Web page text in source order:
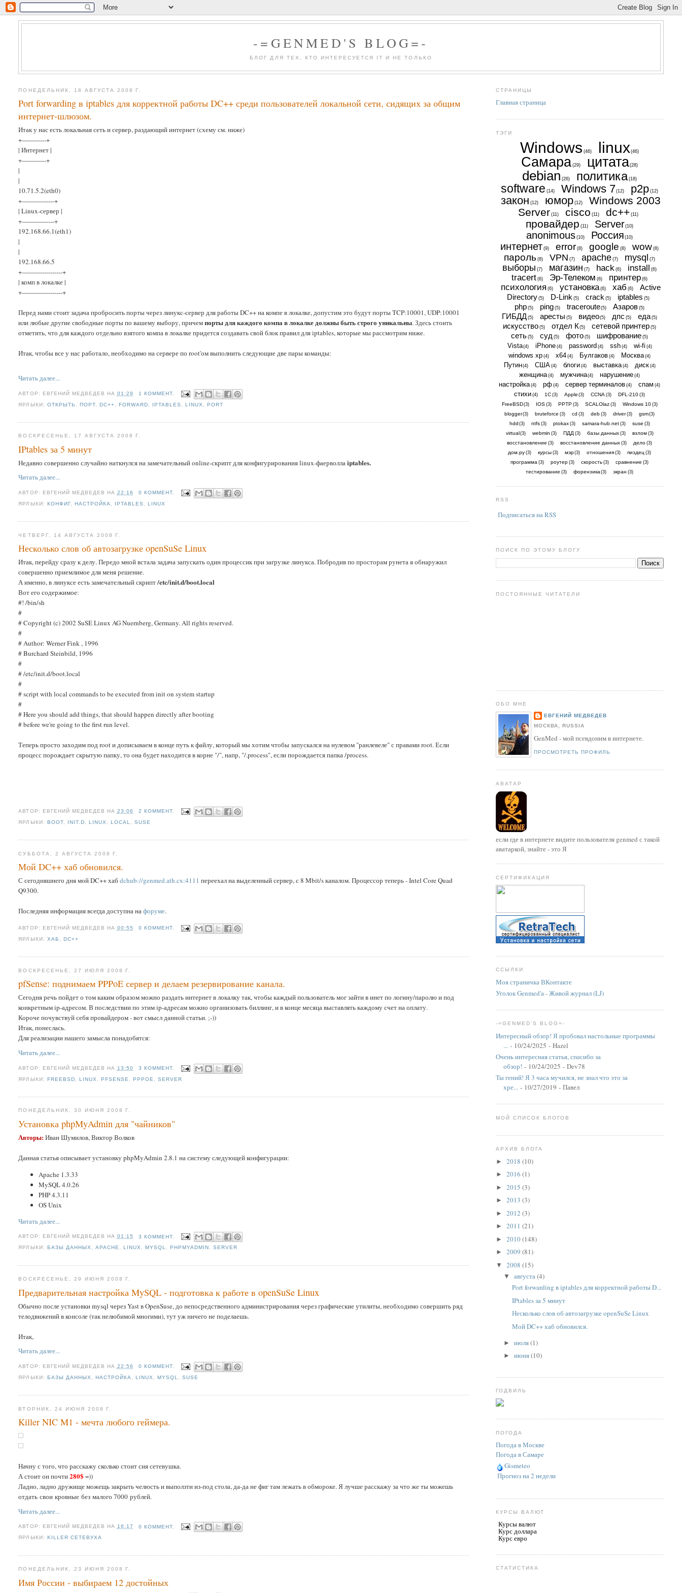
-=GENMED'S BLOG=-
БЛОГ ДЛЯ ТЕХ, КТО ИНТЕРЕСУЕТСЯ IT И НЕ ТОЛЬКО
ПОНЕДЕЛЬНИК, 18 АВГУСТА 2008 Г.
Port forwarding в iptables для корректной работы DC++ среди пользователей локальной сети, сидящих за общим
интернет-шлюзом.
Итак у нас есть локальная сеть и сервер, раздающий интернет (схему см. ниже)
+------------+
| Интернет |
+------------+
|
|
10.71.5.2(eth0)
+----------------+
| Linux-сервер |
+----------------+
192.168.66.1(eth1)
|
|
192.168.66.5
+--------------------+
| комп в локалке |
+--------------------+
Перед нами стоит задача пробросить порты через линукс-сервер для работы DC++ на компе в локалке, допустим это будут порты TCP:10001, UDP:10001
или любые другие свободные порты по вашему выбору, причемпорты для каждого компа в локалке должны быть строго уникальны. Здесь стоить
отметить, что для каждого отдельно взятого компа в локалке придется создавать свой блок правил для iptables, которые мы рассмотрим ниже.
Итак, чтобы все у нас работало, необходимо на сервере по root'ом выполнить следующие две пары команды:
Читать далее...
АВТОР: ЕВГЕНИЙ МЕДВЕДЕВ НА 01:29
1 КОММЕНТ.
ЯРЛЫКИ: ОТКРЫТЬ ПОРТ, DC++ FORWARD IPTABLES ,LINUX ,PORT
ВОСКРЕСЕНЬЕ, 17 АВГУСТА 2008 Г.
IPtables за 5 минут
Недавно совершенно случайно наткнулся на замечательный online-скрипт для конфигурирования linux-фаерволлаiptables.
Читать далее...
АВТОР: ЕВГЕНИЙ МЕДВЕДЕВ НА 22:16
0 КОММЕНТ.
ЯРЛЫКИ: КОНФИГ, НАСТРОЙКА IPTABLES ,LINUX
ЧЕТВЕРГ, 14 АВГУСТА 2008 Г.
Несколько слов об автозагрузке openSuSe Linux
Итак, перейду сразу к делу. Передо мной встала задача запускать один процессик при загрузке линукса. Побродив по просторам рунета я обнаружил
совершенно приемлимое для меня решение.
А именно, в линуксе есть замечательный скрипт/etc/init.d/boot.local
Вот его содержимое:
#! /bin/sh
#
# Copyright (c) 2002 SuSE Linux AG Nuernberg, Germany. All rights reserved.
#
# Author: Werner Fink, 1996
# Burchard Steinbild, 1996
#
# /etc/init.d/boot.local
#
# script with local commands to be executed from init on system startup
#
# Here you should add things, that should happen directly after booting
# before we're going to the first run level.
Теперь просто заходим под root и дописываем в конце путь к файлу, который мы хотим чтобы запускался на нулевом "ранлевеле" с правами root. Если
процесс порождает скрытую папку, то она будет находится в корне "/", напр, "/.process", если порождается папка /process.
АВТОР: ЕВГЕНИЙ МЕДВЕДЕВ НА 23:06
2 КОММЕНТ.
ЯРЛЫКИ: BOOT, INIT.D, LINUX, LOCAL,SUSE
СУББОТА, 2 АВГУСТА 2008 Г.
Мой DC++ хаб обновился.
С сегодняшнего дня мой DC++ хабdchub://genmed.ath.cx:4111 переехал на выделенный сервер, с 8 Mbit/s каналом. Процессор теперь - Intel Core Quad
Q9300.
Последняя информация всегда доступна нафоруме.
АВТОР: ЕВГЕНИЙ МЕДВЕДЕВ НА 00:55
0 КОММЕНТ.
ЯРЛЫКИ: ХАБ DC++
ВОСКРЕСЕНЬЕ, 27 ИЮЛЯ 2008 Г.
pfSense: поднимаем PPPoE сервер и делаем резервирование канала.
Сегодня речь пойдет о том каким образом можно раздать интернет в локалку так, чтобы каждый пользователь мог зайти в инет по логину/паролю и под
конкретным ip-адресом. В последствии по этим ip-адресам можно организовать биллинг, и в конце месяца выставлять каждому счет на оплату.
Короче почувствуй себя провайдером - вот смысл данной статьи. ;-))
Итак, понеслась.
Для реализации нашего замысла понадобятся:
Читать далее...
АВТОР: ЕВГЕНИЙ МЕДВЕДЕВ НА 13:50
3 КОММЕНТ.
ЯРЛЫКИ: FREEBSD LINUX PFSENSE PPPOE ,SERVER
ПОНЕДЕЛЬНИК, 30 ИЮНЯ 2008 Г.
Установка phpMyAdmin для "чайников"
Авторы:Иван Шумилов, Виктор Волков
Данная статья описывает установку phpMyAdmin 2.8.1 на систему следующей конфигурации:
Apache 1.3.33
MySQL 4.0.26
PHP 4.3.11
OS Unix
Читать далее...
АВТОР: ЕВГЕНИЙ МЕДВЕДЕВ НА 01:15
3 КОММЕНТ.
ЯРЛЫКИ:
БАЗЫ ДАННЫХ, APACHE, LINUX, MYSQL, PHPMYADMIN ,SERVER
ВОСКРЕСЕНЬЕ, 29 ИЮНЯ 2008 Г.
Предварительная настройка MySQL - подготовка к работе в openSuSe Linux
Обычно после установки mysql через Yast в OpenSuse, до непосредственного администрирования через графические утилиты, необходимо совершить ряд
телодвижений в консоле (так нелюбимой многими), тут уж ничего не поделаешь.
Итак,
Читать далее...
АВТОР: ЕВГЕНИЙ МЕДВЕДЕВ НА 22:56
0 КОММЕНТ.
ЯРЛЫКИ: БАЗЫ ДАННЫХ НАСТРОЙКА LINUX ,MYSQL ,SUSE
ВТОРНИК, 24 ИЮНЯ 2008 Г.
Killer NIC M1 - мечта любого геймера.
Начну с того, что расскажу сколько стоит сия сетевушка.
А стоит он почти280$ =))
Ладно, ладно дружище можещь закрыть челюсть и выползти из-под стола, да-да не фиг там лежать в обмороке. Я лучше расскажу за что же ты можешь
отдать свои кровные без малого 7000 рублей.
Читать далее...
АВТОР: ЕВГЕНИЙ МЕДВЕДЕВ НА 16:17
0 КОММЕНТ.
ЯРЛЫКИ:
KILLER СЕТЕВУХА
ПОНЕДЕЛЬНИК, 23 ИЮНЯ 2008 Г.
Имя России - выбираем 12 достойных
СТРАНИЦЫ
Главная страница
ТЭГИ
Windows (46) linux (46)
Самара (29) цитата(28)
debian (26) политика(18)
software (14) Windows 7(12) p2p (12)
закон (12) юмор (12)
Windows 2003
Server (11) cisco (11) dc++ (11)
провайдер (11) Server(10)
anonimous (10) Россия (10)
интернет (9) error (8) google (8) wow (8)
пароль (8) VPN (7) apache (7) mysql (7)
выборы (7) магазин (7) hack (6) install (6)
tracert (6) Эр-Телеком (6) принтер (6)
психология (6) установка(6) хаб (6)
Active
Directory (5) D-Link (5) crack (5) iptables (5)
php (5) ping (5) traceroute(5) Азаров (5)
ГИБДД (5) аресты (5) видео(5) дпс (5) еда (5)
искусство (5) отдел К (5) сетевой принтер (5)
сеть (5) суд (5) фото (5) шифрование (5)
Vista(4) iPhone (4) password (4) ssh (4) wi-fi (4)
windows xp (4) x64 (4) Булгаков (4) Москва (4)
Путин(4) США (4) блоги (4) выставка (4) диск (4)
женщина (4) мужчина(4) нарушение (4)
настройка(4) рф (4) сервер терминалов (4) спам (4)
стихи (4) 1С (3) Apple (3) CCNA (3) DFL-210 (3)
FreeBSD(3) IOS (3) PPTP (3) SCALOlaz (3) Windows 10 (3)
blogger(3) bruteforce (3) cd (3) deb (3) driver (3) gsm(3)
hdd (3) ntfs (3) ptokax (3) samara-hub.net (3) suse (3)
virtual(3) webmin (3) ПДД (3) базы данных (3) взлом (3)
восстановление (3) восстановление данных (3) дело (3)
дом.ру (3) курсы (3) мэр(3) отношения (3) пиздец (3)
программа (3) роутер (3) скорость (3) сравнение (3)
тестирование (3) форензика (3) экран (3)
RSS
Подписаться на RSS
ПОИСК ПО ЭТОМУ БЛОГУ
ПОСТОЯННЫЕ ЧИТАТЕЛИ
ОБО МНЕ
ЕВГЕНИЙ МЕДВЕДЕВ
МОСКВА, RUSSIA
GenMed - мой псевдоним в интернете.
ПРОСМОТРЕТЬ ПРОФИЛЬ
АВАТАР
если где в интернете видите пользователя genmed с такой
аватаркой, знайте - это Я
СЕРТИФИКАЦИЯ
ССЫЛКИ
Моя страничка ВКонтакте
Уголок Genmed'а - Живой журнал (LJ)
-=GENMED'S BLOG=-
Интересный обзор! Я пробовал настольные программы
...- 10/24/2025 - Hazel
Очень интересная статья, спасибо за
обзор! - 10/24/2025 - Dev78
Ты гений! Я 3 часа мучился, не знал что это за
хре...- 10/27/2019 - Павел
МОЙ СПИСОК БЛОГОВ
АРХИВ БЛОГА
► 2018 (10)
► 2016 (1)
► 2015 (3)
► 2013 (3)
► 2012 (3)
► 2011 (21)
► 2010(148)
► 2009 (81)
▼ 2008 (15)
▼августа(4)
Port forwarding в iptables для корректной работы D...
IPtables за 5 минут
Несколько слов об автозагрузке openSuSe Linux
Мой DC++ хаб обновился.
►июля(1)
►июня(10)
ГОДВИЛЬ
ПОГОДА
Погода в Москве
Погода в Самаре
Gismeteo
Прогноз на 2 недели
КУРСЫ ВАЛЮТ
Курсы валют
Курс доллара
Курс евро
СТАТИСТИКА